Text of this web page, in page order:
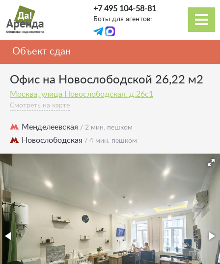
Перейти
основному
содержанию
Основная
навигация
+7 495 104-58-81
Боты для агентов:
Объект сдан
Офис на Новослободской 26,22 м2
Москва, улица Новослободская. д.26с1
Смотреть на карте
Менделеевская / 2 мин. пешком
Новослободская / 4 мин. пешком